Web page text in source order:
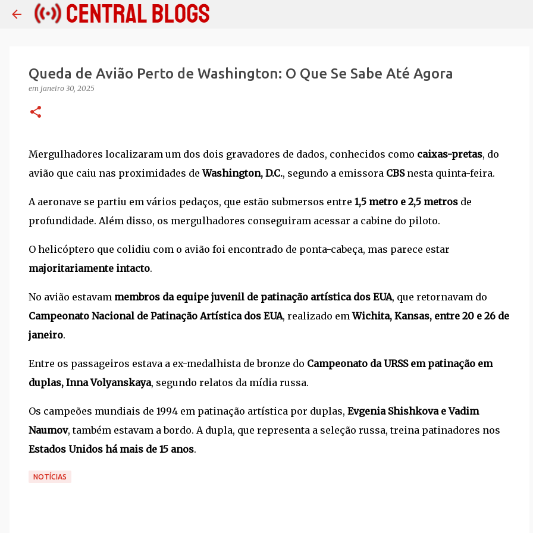
Queda de Avião Perto de Washington: O Que Se Sabe Até Agora
em janeiro 30, 2025
Mergulhadores localizaram um dos dois gravadores de dados, conhecidos como caixas-pretas, do
avião que caiu nas proximidades deWashington, D.C., segundo a emissora CBSnesta quinta-feira.
A aeronave se partiu em vários pedaços, que estão submersos entre 1,5 metro e 2,5 metros de
profundidade. Além disso, os mergulhadores conseguiram acessar a cabine do piloto.
O helicóptero que colidiu com o avião foi encontrado de ponta-cabeça, mas parece estar
majoritariamente intacto.
No avião estavam membros da equipe juvenil de patinação artística dos EUA, que retornavam do
Campeonato Nacional de Patinação Artística dos EUA, realizado emWichita, Kansas, entre 20 e 26 de
janeiro.
Entre os passageiros estava a ex-medalhista de bronze do Campeonato da URSS em patinação em
duplas, Inna Volyanskaya, segundo relatos da mídia russa.
Os campeões mundiais de 1994 em patinação artística por duplas, Evgenia Shishkova e Vadim
Naumov, também estavam a bordo. A dupla, que representa a seleção russa, treina patinadores nos
Estados Unidos há mais de 15 anos.
NOTÍCIAS